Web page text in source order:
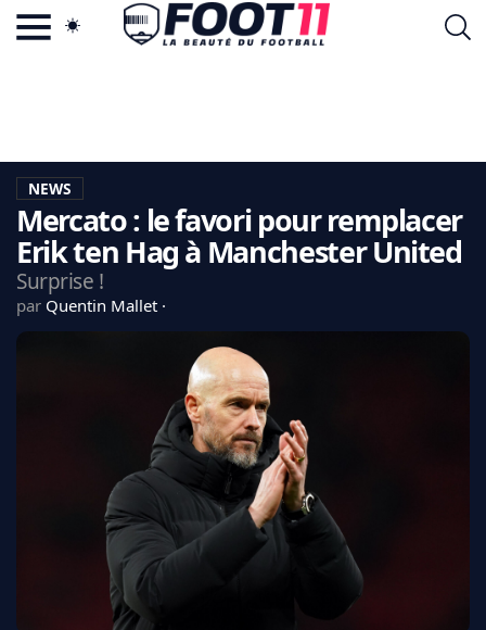
LA CHARTE
VIE PRIVÉE
CGU
CONTACTEZ-NOUS
REAL MADRID
FC BARCELONE
MANCHESTER UNITED
NEWS
Mercato : le favori pour remplacer
Erik ten Hag à Manchester United
Surprise !
par Quentin Mallet